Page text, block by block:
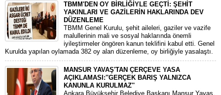
TBMM'DEN OY BİRLİĞİYLE GEÇTİ: ŞEHİT
YAKINLARI VE GAZİLERİN HAKLARINDA DEV
DÜZENLEME
​TBMM Genel Kurulu, şehit aileleri, gaziler ve vazife
malullerinin mali ve sosyal haklarında önemli
iyileştirmeler öngören kanun teklifini kabul etti. Genel
Kurulda yapılan oylamada 382 oy alan düzenleme, oy birliğiyle yasalaştı.
MANSUR YAVAŞ'TAN ÇERÇEVE YASA
AÇIKLAMASI:''GERÇEK BARIŞ YALNIZCA
KANUNLA KURULMAZ''
​Ankara Büyükşehir Belediye Başkanı Mansur Yavaş,